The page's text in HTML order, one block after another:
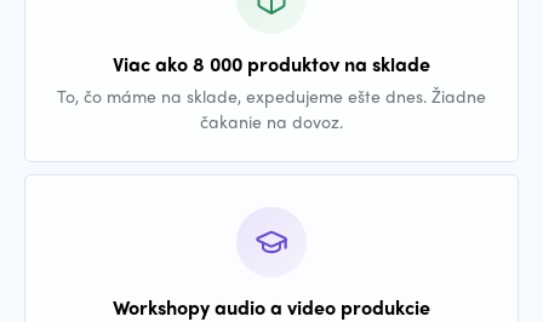
Viac ako 8 000 produktov na sklade
To, čo máme na sklade, expedujeme ešte dnes. Žiadne
čakanie na dovoz.
Workshopy audio a video produkcie